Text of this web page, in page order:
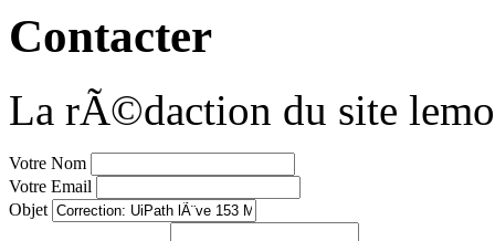
Contacter
La rÃ©daction du site
Votre Nom
Votre Email
Objet